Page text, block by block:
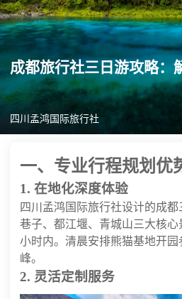
成都旅行社三日游攻略：
四川孟鸿国际旅行社
一、专业行程规划优
1. 在地化深度体验
四川孟鸿国际旅行社设计的成
巷子、都江堰、青城山三大核
小时内。清晨安排熊猫基地开
峰。
2. 灵活定制服务